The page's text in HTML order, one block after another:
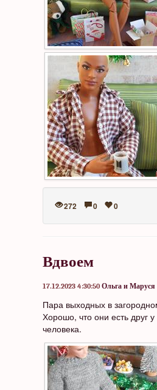
272 0 0
Вдвоем
17.12.2023 4:30:50 Ольга и Маруся
Пара выходных в
Хорошо, что они есть друг у
человека.